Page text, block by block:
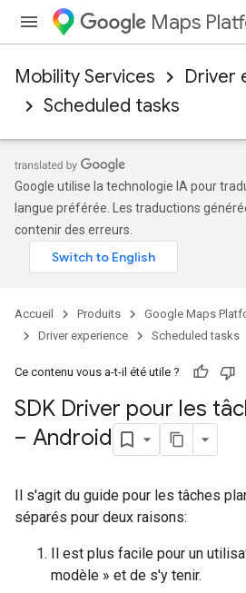
Maps
Mobility Services
Driver
Scheduled tasks
Google utilise la technologie IA pour
langue préférée. Les traductions
contenir des erreurs.
Accueil Produits Google Maps
Driver experience
Scheduled tasks
Ce contenu vous a-t-il été utile ?
SDK Driver pour les
– Android
Il s'agit du guide pour les tâches
séparés pour deux raisons:
Il est plus facile pour un
modèle » et de s'y tenir.